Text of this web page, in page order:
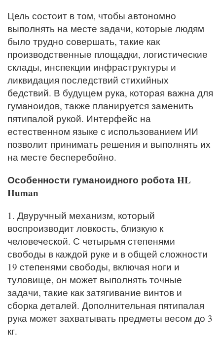
Цель состоит в том, чтобы автономно
выполнять на месте задачи, которые людям
было трудно совершать, такие как
производственные площадки, логистические
склады, инспекции инфраструктуры и
ликвидация последствий стихийных
бедствий. В будущем рука, которая важна для
гуманоидов, также планируется заменить
пятипалой рукой. Интерфейс на
естественном языке с использованием ИИ
позволит принимать решения и выполнять их
на месте бесперебойно.
Особенности гуманоидного робота HL
Human
1. Двуручный механизм, который
воспроизводит ловкость, близкую к
человеческой. С четырьмя степенями
свободы в каждой руке и в общей сложности
19 степенями свободы, включая ноги и
туловище, он может выполнять точные
задачи, такие как затягивание винтов и
сборка деталей. Дополнительная пятипалая
рука может захватывать предметы весом до 3
кг.